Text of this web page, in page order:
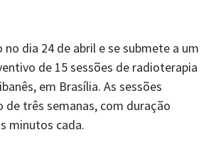
no dia 24 de abril e se submete a um
de 15 sessões de radioterapia
em Brasília. As sessões
de três semanas, com duração
minutos cada.